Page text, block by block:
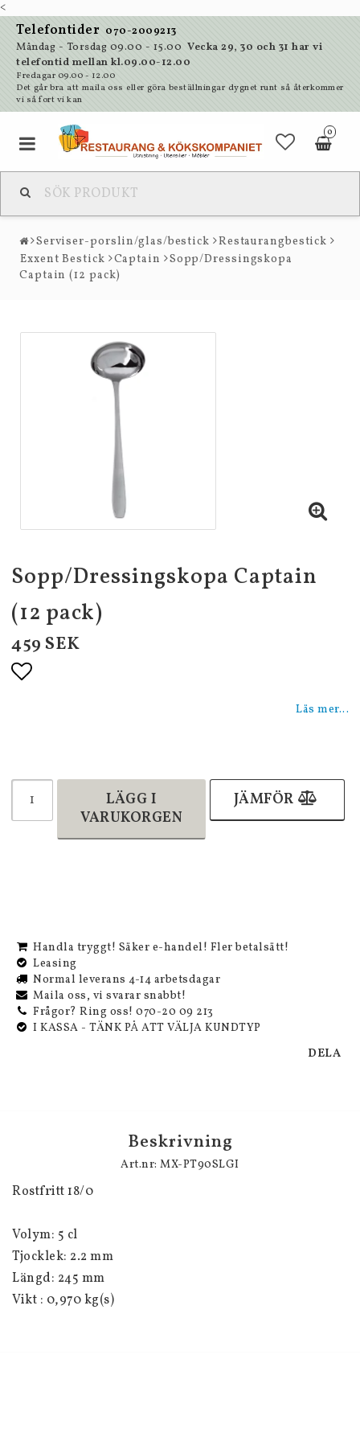
<
Telefontider 070-2009213
Måndag - Torsdag 09.00 - 15.00 Vecka 29, 30 och 31 har vi
telefontid mellan kl.09.00-12.00
Fredagar 09.00 - 12.00
Det går bra att maila oss eller göra beställningar dygnet runt så återkommer
vi så fort vi kan
0
Serviser-porslin/glas/bestick
Restaurangbestick
Exxent Bestick
Captain
Sopp/Dressingskopa
Captain (12 pack)
Sopp/Dressingskopa Captain
(12 pack)
459 SEK
Läs mer...
LÄGG I
VARUKORGEN
JÄMFÖR
Handla tryggt! Säker e-handel! Fler betalsätt!
Leasing
Normal leverans 4-14 arbetsdagar
Maila oss, vi svarar snabbt!
Frågor? Ring oss! 070-20 09 213
I KASSA - TÄNK PÅ ATT VÄLJA KUNDTYP
DELA
Beskrivning
Art.nr: MX-PT90SLGI
Rostfritt 18/0
Volym: 5 cl
Tjocklek: 2.2 mm
Längd: 245 mm
Vikt : 0,970 kg(s)